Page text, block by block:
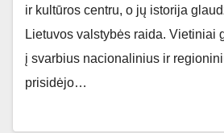
ir kultūros centru, o jų istorija
Lietuvos valstybės raida. Vietiniai
į svarbius nacionalinius ir
prisidėjo…